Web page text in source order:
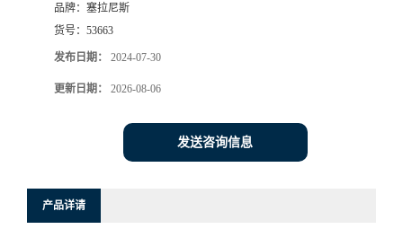
品牌： 塞拉尼斯
货号： 53663
发布日期： 2024-07-30
更新日期： 2026-08-06
发送咨询信息
产品详请